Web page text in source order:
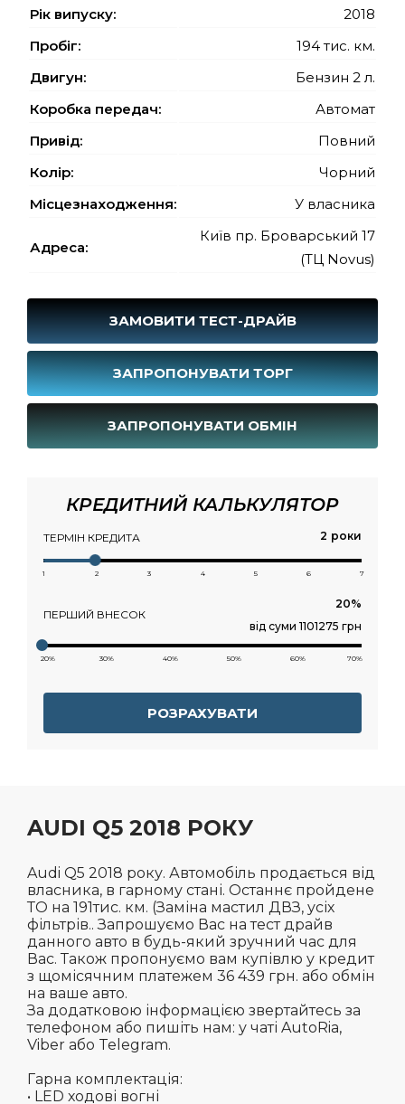
Рiк випуску:
2018
Пробіг:
194 тис. км.
Двигун:
Бензин 2 л.
Коробка передач:
Автомат
Привід:
Повний
Колір:
Чорний
Місцезнаходження:
У власника
Адреса:
Київ пр. Броварський 17
(ТЦ Novus)
ЗАМОВИТИ ТЕСТ-ДРАЙВ
ЗАПРОПОНУВАТИ ТОРГ
ЗАПРОПОНУВАТИ ОБМІН
КРЕДИТНИЙ КАЛЬКУЛЯТОР
ТЕРМІН КРЕДИТА роки
1 2 3 4 5 6 7
ПЕРШИЙ ВНЕСОК
від суми 1101275 грн
20% 30% 40% 50% 60% 70%
РОЗРАХУВАТИ
AUDI Q5 2018 РОКУ
Audi Q5 2018 року. Автомобіль продається від
власника, в гарному стані. Останнє пройдене
ТО на 191тис. км. (Заміна мастил ДВЗ, усіх
фільтрів.. Запрошуємо Вас на тест драйв
данного авто в будь-який зручний час для
Вас. Також пропонуємо вам купівлю у кредит
з щомісячним платежем 36 439 грн. або обмін
на ваше авто.
За додатковою інформацією звертайтесь за
телефоном або пишіть нам: у чаті AutoRia,
Viber або Telegram.
Гарна комплектація:
• LED ходові вогні